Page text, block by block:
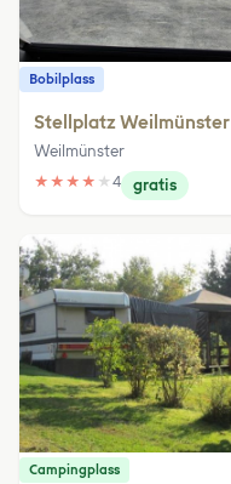
Bobilplass
Stellplatz Weilmünster
Weilmünster
★ ★ ★ ★ ★ 4 gratis
Campingplass